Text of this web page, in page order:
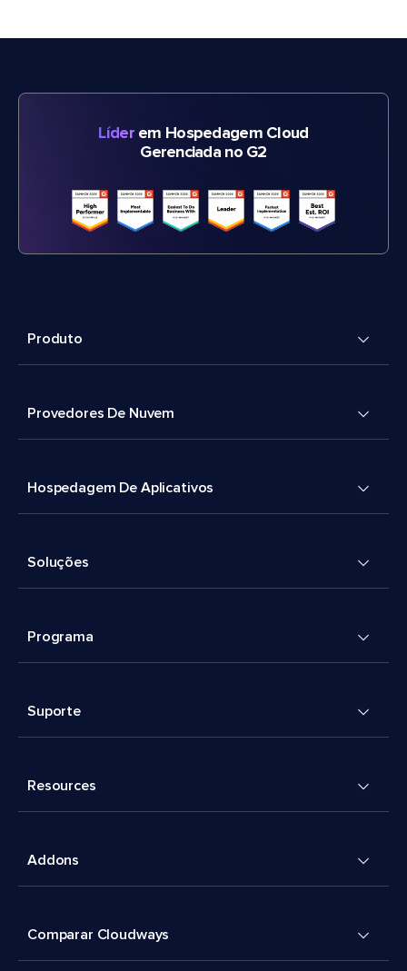
Líderem Hospedagem Cloud
Gerenciada no G2
Produto
Provedores De Nuvem
Hospedagem De Aplicativos
Soluções
Programa
Suporte
Resources
Addons
Comparar Cloudways